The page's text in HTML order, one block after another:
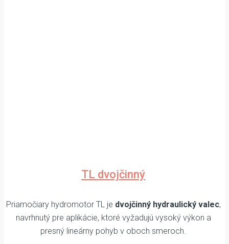
TL dvojčinný
Priamočiary hydromotor TL je dvojčinný hydraulický valec,
navrhnutý pre aplikácie, ktoré vyžadujú vysoký výkon a
presný lineárny pohyb v oboch smeroch.